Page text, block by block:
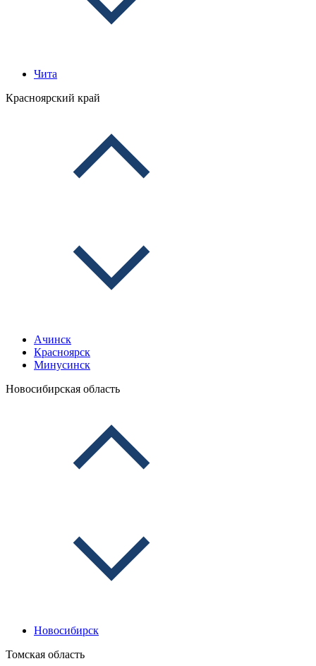
Чита
Красноярский край
Ачинск
Красноярск
Минусинск
Новосибирская область
Новосибирск
Томская область